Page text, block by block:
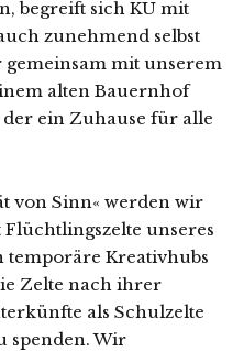
begreift sich KU mit
zunehmend selbst
gemeinsam mit unserem
alten Bauernhof
ein Zuhause für alle
von Sinn« werden wir
unseres
temporäre Kreativhubs
Zelte nach ihrer
als Schulzelte
spenden. Wir